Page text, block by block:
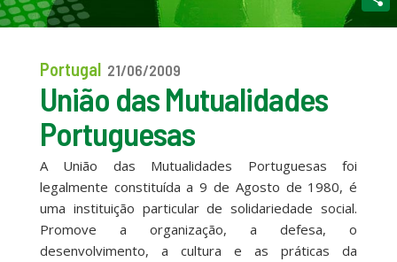
Portugal 21/06/2009
União das Mutualidades
Portuguesas
A União das Mutualidades Portuguesas foi
legalmente constituída a 9 de Agosto de 1980, é
uma instituição particular de solidariedade social.
Promove a organização, a defesa, o
desenvolvimento, a cultura e as práticas da